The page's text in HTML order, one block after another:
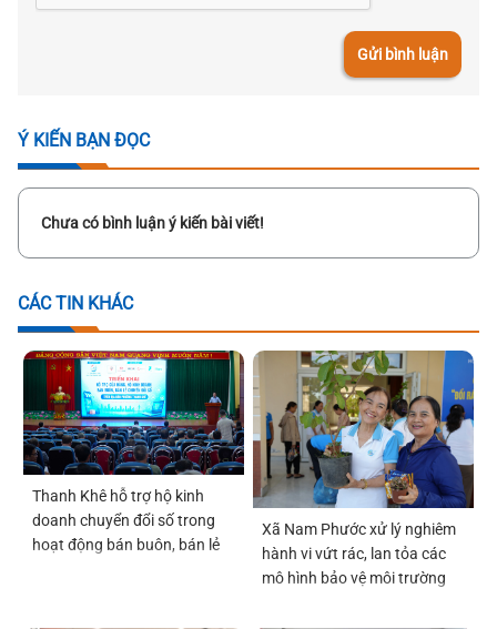
Gửi bình luận
Ý KIẾN BẠN ĐỌC
Chưa có bình luận ý kiến bài viết!
CÁC TIN KHÁC
Thanh Khê hỗ trợ hộ kinh
doanh chuyển đổi số trong
hoạt động bán buôn, bán lẻ
Xã Nam Phước xử lý nghiêm
hành vi vứt rác, lan tỏa các
mô hình bảo vệ môi trường